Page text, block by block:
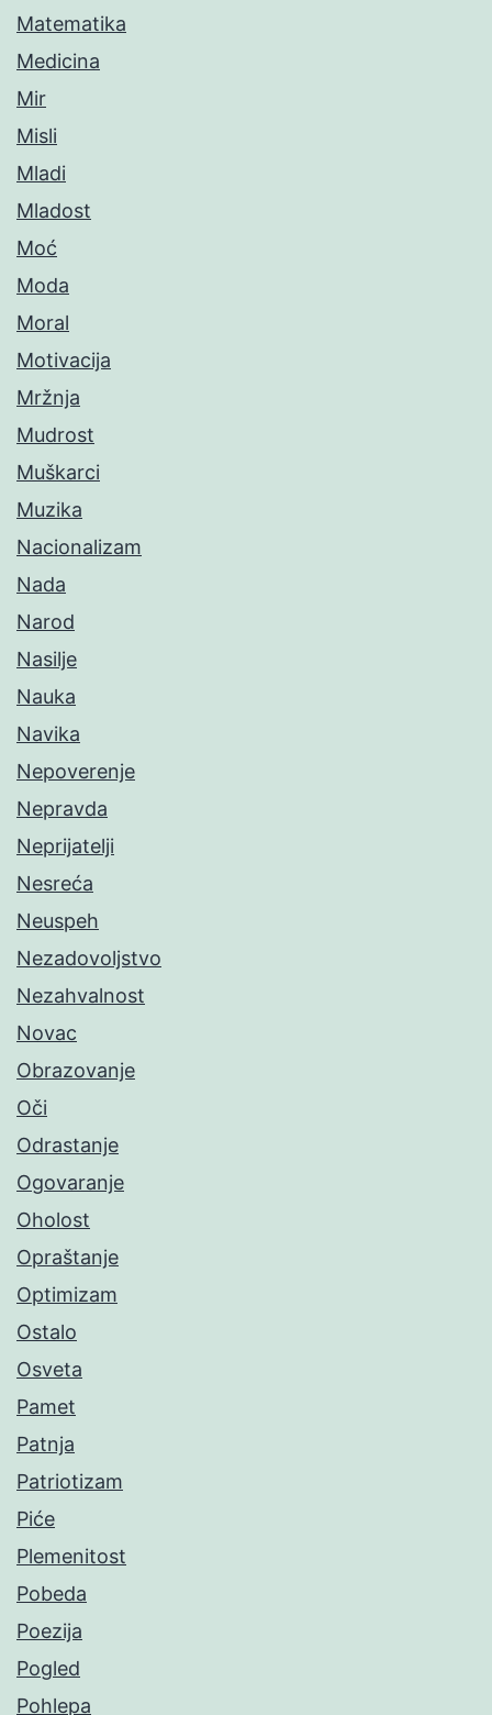
Matematika
Medicina
Mir
Misli
Mladi
Mladost
Moć
Moda
Moral
Motivacija
Mržnja
Mudrost
Muškarci
Muzika
Nacionalizam
Nada
Narod
Nasilje
Nauka
Navika
Nepoverenje
Nepravda
Neprijatelji
Nesreća
Neuspeh
Nezadovoljstvo
Nezahvalnost
Novac
Obrazovanje
Oči
Odrastanje
Ogovaranje
Oholost
Opraštanje
Optimizam
Ostalo
Osveta
Pamet
Patnja
Patriotizam
Piće
Plemenitost
Pobeda
Poezija
Pogled
Pohlepa